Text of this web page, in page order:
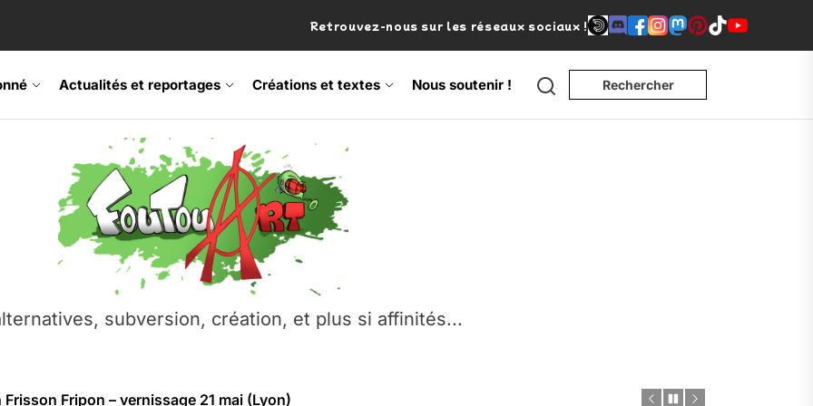
Retrouvez-nous sur les réseaux sociaux !
Actualités et reportages Créations et textes Nous soutenir ! Search Rechercher
subversion, création, et plus si affinités...
Frisson Fripon – vernissage 21 mai (Lyon)
Festival – Samedi 18 juillet (Vaulx-en-Velin)
– Ŝtono, un livre réalisé par Michaël Moretti & Pierre Lacôte
contre l’A412 à l’Établi (Haute-Savoie)
Fripon – vernissage 21 mai (Lyon)